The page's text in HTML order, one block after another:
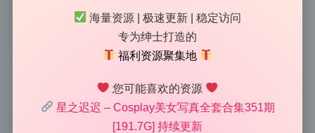
实测这套资源的画质和完整性，每张都是原档无水印，
解压后直接按日期分好文件夹了。星之迟迟这一期371
集的200.1G高清写真合集，对收藏党来说绝对算得上是
200多G的cosplay套图，全是原档输出，没有任何平台
水印或者二次压缩的痕迹，对于喜欢收原版图的同好来
说，这个干净程度值得点赞。分辨率清一色保持了原图
海量资源 | 极速更新 | 稳定访问
专为绅士打造的
福利资源聚集地
您可能喜欢的资源
星之迟迟 – Cosplay美女写真全套合集351期
[191.7G] 持续更新